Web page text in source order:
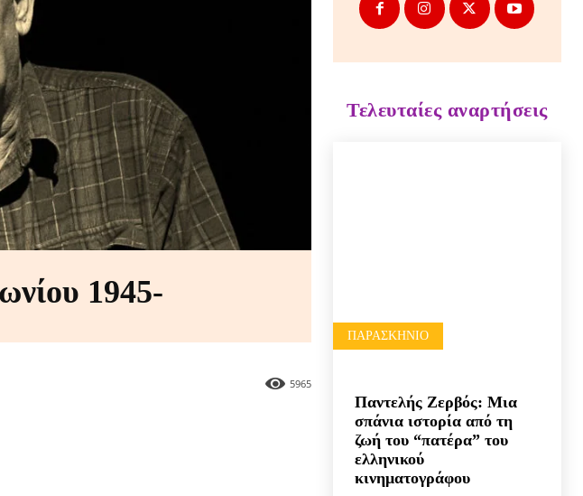
1945-
5965
Τελευταίες αναρτήσεις
ΠΑΡΑΣΚΉΝΙΟ
Παντελής Ζερβός: Μια
σπάνια ιστορία από τη
ζωή του “πατέρα” του
ελληνικού
κινηματογράφου